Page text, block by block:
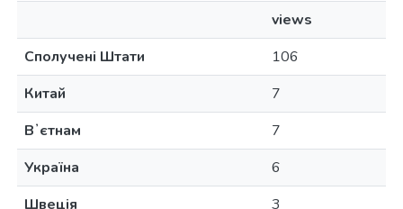
views
Сполучені Штати
106
Китай
7
Вʼєтнам
7
Україна
6
Швеція
3